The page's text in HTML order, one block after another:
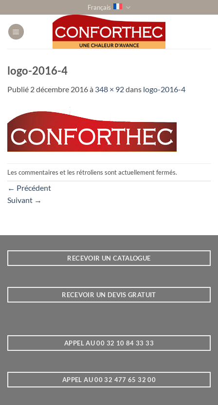
au
contenu
Français
logo-2016-4
Publié 2 décembre 2016à 348 × 92dans logo-2016-4
Les commentaires et les rétroliens sont actuellement fermés.
← Précédent
Suivant →
RECEVOIR UN CATALOGUE
RECEVOIR UN DEVIS GRATUIT
APPEL AU 00 32 10 84 33 33
APPEL AU 00 32 477 65 32 00